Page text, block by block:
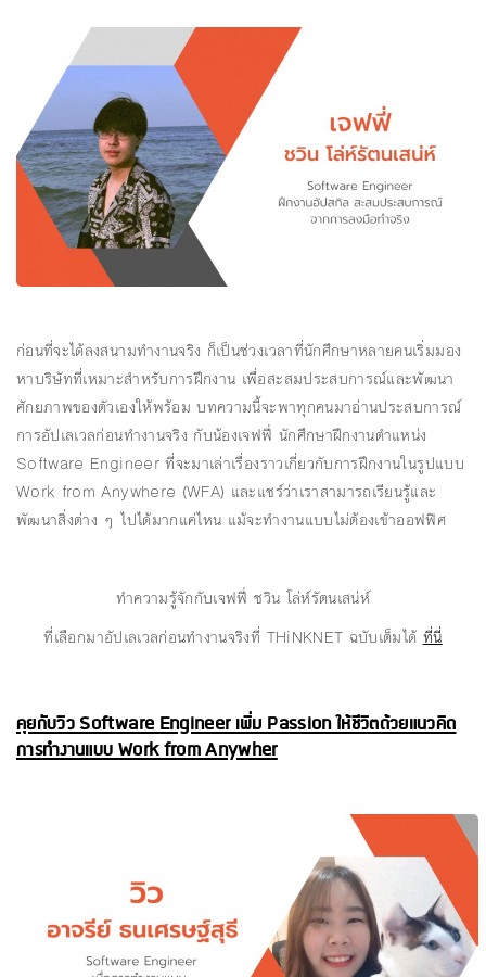
ก่อนที่จะได้ลงสนามทำงานจริง ก็เป็นช่วงเวลาที่นักศึกษาหลายคนเริ่มมอง
หาบริษัทที่เหมาะสำหรับการฝึกงาน เพื่อสะสมประสบการณ์และพัฒนา
ศักยภาพของตัวเองให้พร้อม บทความนี้จะพาทุกคนมาอ่านประสบการณ์
การอัปเลเวลก่อนทำงานจริง กับน้องเจฟฟี่ นักศึกษาฝึกงานตำแหน่ง
Software Engineer ที่จะมาเล่าเรื่องราวเกี่ยวกับการฝึกงานในรูปแบบ
Work from Anywhere (WFA) และแชร์ว่าเราสามารถเรียนรู้และ
พัฒนาสิ่งต่าง ๆ ไปได้มากแค่ไหน แม้จะทำงานแบบไม่ต้องเข้าออฟฟิศ
ทำความรู้จักกับเจฟฟี่ ชวิน โล่ห์รัตนเสน่ห์
ที่เลือกมาอัปเลเวลก่อนทำงานจริงที่ THiNKNET ฉบับเต็มได้ ที่นี่
คุยกับวิว Software Engineer เพิ่ม Passion ให้ชีวิตด้วยแนวคิด
การทำงานแบบ Work from Anywher